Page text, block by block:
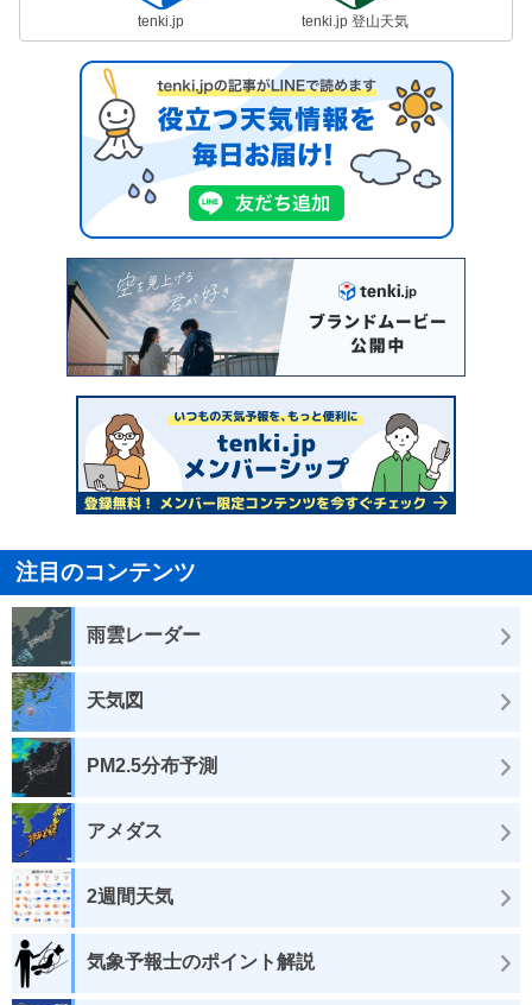
tenki.jp tenki.jp 登山天気
注目のコンテンツ
雨雲レーダー
天気図
PM2.5分布予測
アメダス
2週間天気
気象予報士のポイント解説